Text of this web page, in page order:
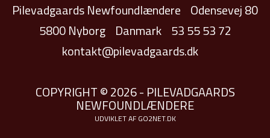
Pilevadgaards Newfoundlændere Odensevej 80
5800 Nyborg Danmark 53 55 53 72
kontakt@pilevadgaards.dk
COPYRIGHT © 2026 - PILEVADGAARDS
NEWFOUNDLÆNDERE
UDVIKLET AF GO2NET.DK